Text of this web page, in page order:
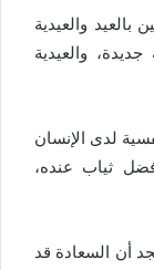
والعيدية
والعيدية
لدى الإنسان
ثياب عنده،
أن السعادة قد